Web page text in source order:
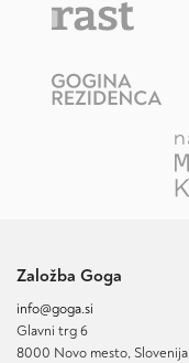
Založba Goga
info@goga.si
Glavni trg 6
8000 Novo mesto, Slovenija